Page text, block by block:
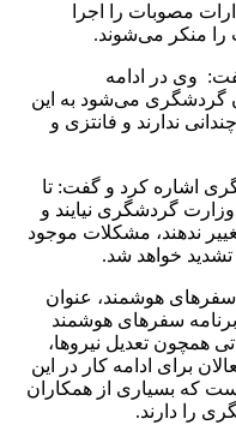
مصوبات را اجرا
را منکر می‌شوند.
وی در ادامه
گردشگری می‌شود به این
ندارند و فانتزی و
اشاره کرد و گفت: تا
گردشگری نیایند و
ندهند، مشکلات موجود
خواهد شد.
سفرهای هوشمند، عنوان
سفرهای هوشمند
همچون تعدیل نیروها،
برای ادامه کار در این
که بسیاری از همکاران
را دارند.